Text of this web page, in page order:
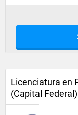
Licenciatura en
(Capital Federal)